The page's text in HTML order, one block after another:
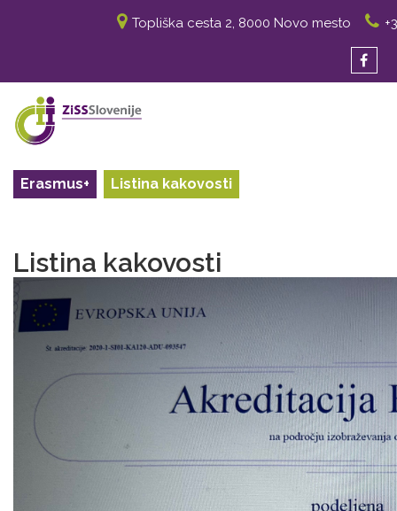
Topliška cesta 2, 8000 Novo mesto
Erasmus+ Listina kakovosti
Listina kakovosti